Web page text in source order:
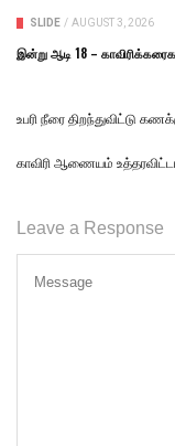
SLIDE / AUGUST 3, 2026
இன்று ஆடி 18 –
உபரி நீரை திறந்துவிட்டு
காவிரி ஆணையம்
Leave a Response